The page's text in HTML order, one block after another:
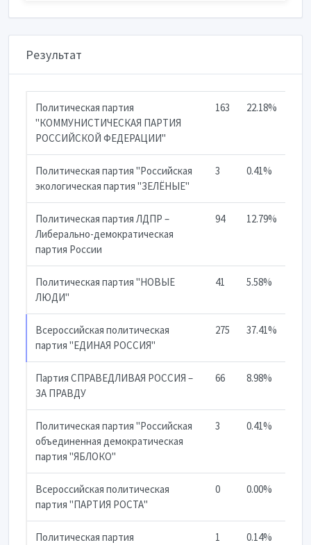
Результат
Политическая партия
"КОММУНИСТИЧЕСКАЯ ПАРТИЯ
РОССИЙСКОЙ ФЕДЕРАЦИИ"
163 22.18%
Политическая партия "Российская
экологическая партия "ЗЕЛЁНЫЕ"
3 0.41%
Политическая партия ЛДПР –
Либерально-демократическая
партия России
94 12.79%
Политическая партия "НОВЫЕ
ЛЮДИ"
41 5.58%
Всероссийская политическая
партия "ЕДИНАЯ РОССИЯ"
275 37.41%
Партия СПРАВЕДЛИВАЯ РОССИЯ –
ЗА ПРАВДУ
66 8.98%
Политическая партия "Российская
объединенная демократическая
партия "ЯБЛОКО"
3 0.41%
Всероссийская политическая
партия "ПАРТИЯ РОСТА"
0 0.00%
Политическая партия
1 0.14%